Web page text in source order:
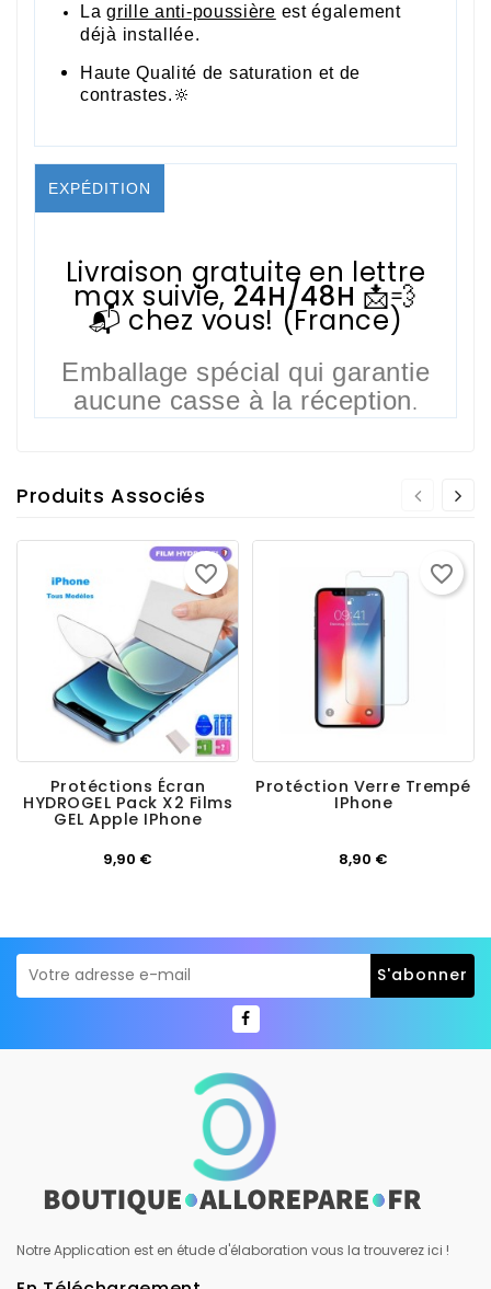
Lagrille anti-poussière est également
déjà installée.
Haute Qualité de saturation et de
contrastes.🔆
EXPÉDITION
Livraison gratuite en lettre
max suivie, 24H/48H 📩💨
📬 chez vous! (France)
Emballage spécial qui garantie
aucune casse à la réception.
Produits Associés
Protéctions Écran
HYDROGEL Pack X2 Films
GEL Apple IPhone
9,90 €
favorite_border
Protéction Verre Trempé
IPhone
8,90 €
favorite_border
Notre Application est en étude d'élaboration vous la trouverez ici !